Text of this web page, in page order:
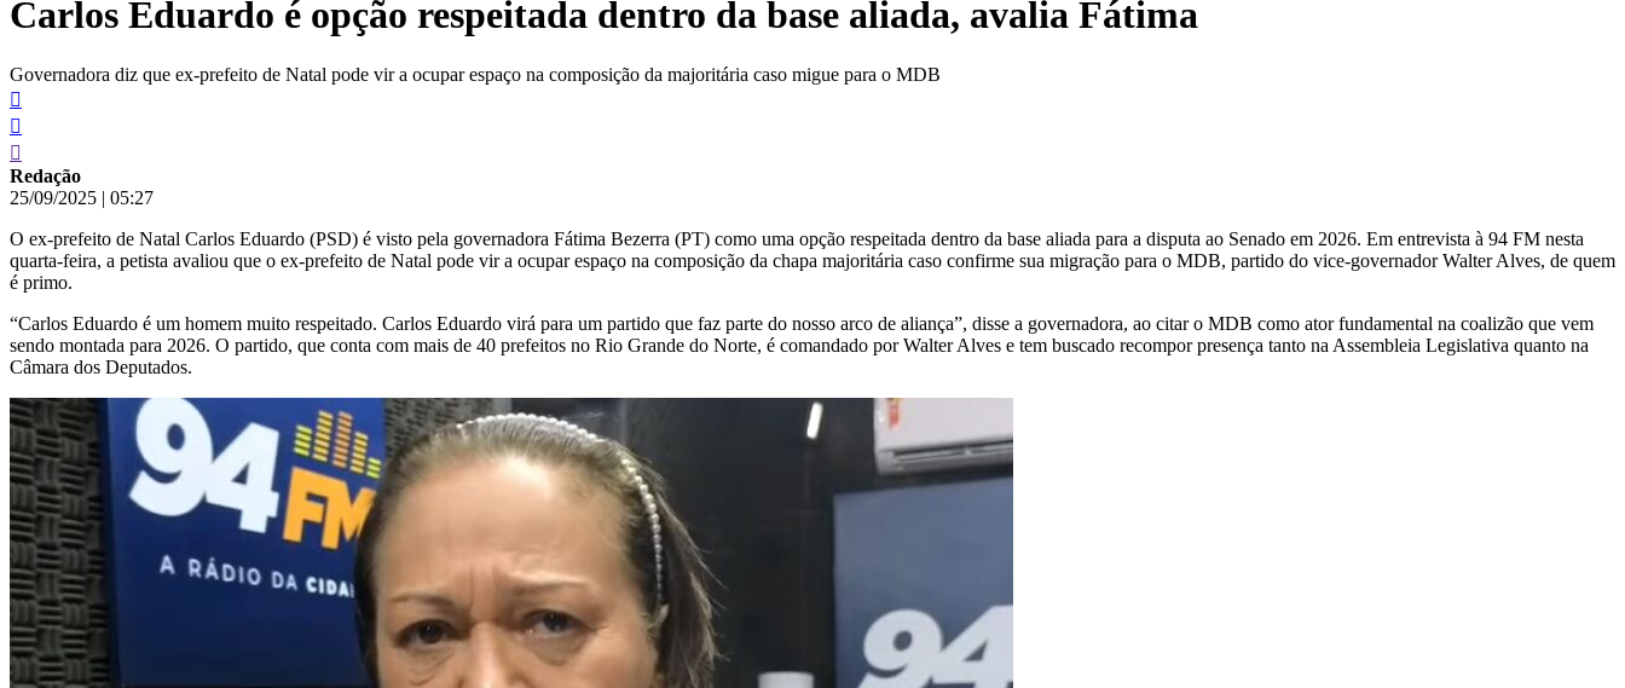
conteúdo
Carlos Eduardo é opção respeitada dentro da base aliada, avalia Fátima
Governadora diz que ex-prefeito de Natal pode vir a ocupar espaço na composição da majoritária caso migue para o MDB
Redação
25/09/2025 | 05:27
O ex-prefeito de Natal Carlos Eduardo (PSD) é visto pela governadora Fátima Bezerra (PT) como uma opção respeitada dentro da base aliada para a disputa ao Senado em 2026. Em entrevista à 94 FM nesta
quarta-feira, a petista avaliou que o ex-prefeito de Natal pode vir a ocupar espaço na composição da chapa majoritária caso confirme sua migração para o MDB, partido do vice-governador Walter Alves, de quem
é primo.
“Carlos Eduardo é um homem muito respeitado. Carlos Eduardo virá para um partido que faz parte do nosso arco de aliança”, disse a governadora, ao citar o MDB como ator fundamental na coalizão que vem
sendo montada para 2026. O partido, que conta com mais de 40 prefeitos no Rio Grande do Norte, é comandado por Walter Alves e tem buscado recompor presença tanto na Assembleia Legislativa quanto na
Câmara dos Deputados.